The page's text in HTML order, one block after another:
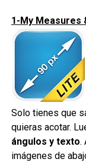
1-My Measures
Solo tienes que
quieras acotar.
ángulos y texto.
imágenes de